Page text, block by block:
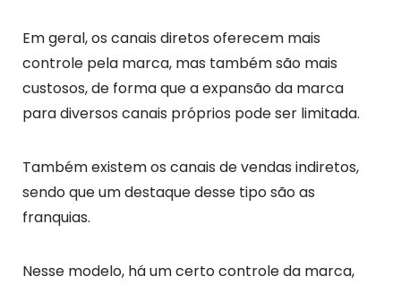
Em geral, os canais diretos oferecem mais
controle pela marca, mas também são mais
custosos, de forma que a expansão da marca
para diversos canais próprios pode ser limitada.
Também existem os canais de vendas indiretos,
sendo que um destaque desse tipo são as
franquias.
Nesse modelo, há um certo controle da marca,